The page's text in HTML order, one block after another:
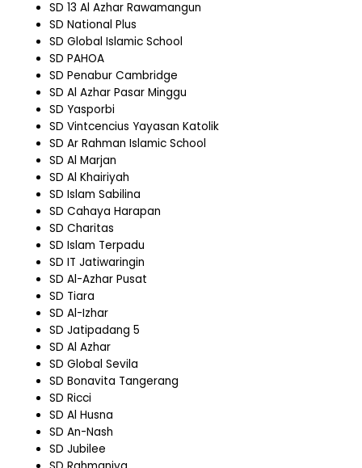
SD 13 Al Azhar Rawamangun
SD National Plus
SD Global Islamic School
SD PAHOA
SD Penabur Cambridge
SD Al Azhar Pasar Minggu
SD Yasporbi
SD Vintcencius Yayasan Katolik
SD Ar Rahman Islamic School
SD Al Marjan
SD Al Khairiyah
SD Islam Sabilina
SD Cahaya Harapan
SD Charitas
SD Islam Terpadu
SD IT Jatiwaringin
SD Al-Azhar Pusat
SD Tiara
SD Al-Izhar
SD Jatipadang 5
SD Al Azhar
SD Global Sevila
SD Bonavita Tangerang
SD Ricci
SD Al Husna
SD An-Nash
SD Jubilee